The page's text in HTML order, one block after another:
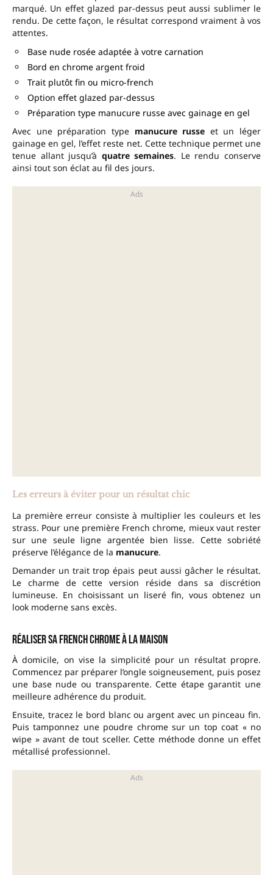
marqué. Un effet glazed par-dessus peut aussi sublimer le
rendu. De cette façon, le résultat correspond vraiment à vos
attentes.
Base nude rosée adaptée à votre carnation
Bord en chrome argent froid
Trait plutôt fin ou micro-french
Option effet glazed par-dessus
Préparation type manucure russe avec gainage en gel
Avec une préparation type manucure russe et un léger
gainage en gel, l’effet reste net. Cette technique permet une
tenue allant jusqu’à quatre semaines. Le rendu conserve
ainsi tout son éclat au fil des jours.
Les erreurs à éviter pour un résultat chic
La première erreur consiste à multiplier les couleurs et les
strass. Pour une première French chrome, mieux vaut rester
sur une seule ligne argentée bien lisse. Cette sobriété
préserve l’élégance de la manucure.
Demander un trait trop épais peut aussi gâcher le résultat.
Le charme de cette version réside dans sa discrétion
lumineuse. En choisissant un liseré fin, vous obtenez un
look moderne sans excès.
Réaliser sa French chrome à la maison
À domicile, on vise la simplicité pour un résultat propre.
Commencez par préparer l’ongle soigneusement, puis posez
une base nude ou transparente. Cette étape garantit une
meilleure adhérence du produit.
Ensuite, tracez le bord blanc ou argent avec un pinceau fin.
Puis tamponnez une poudre chrome sur un top coat « no
wipe » avant de tout sceller. Cette méthode donne un effet
métallisé professionnel.